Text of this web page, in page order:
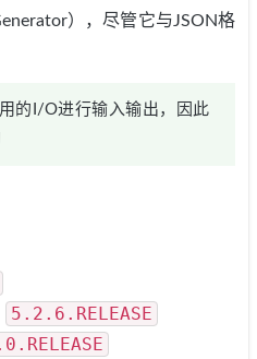
），尽管它与JSON格
的I/O进行输入输出，因此
5.2.6.RELEASE